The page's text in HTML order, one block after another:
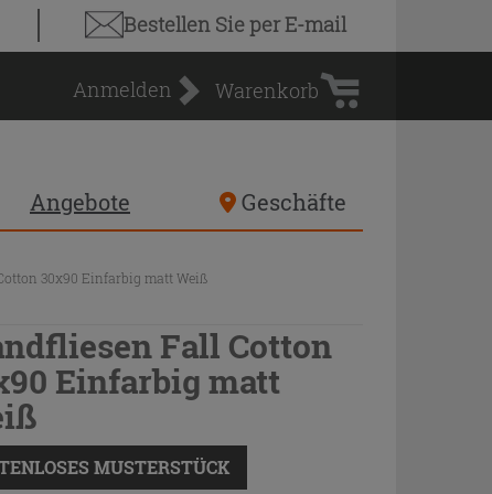
Bestellen Sieper E-mail
Anmelden
Warenkorb
Warenkorb
Angebote Geschäfte
30x90 Einfarbig matt Weiß
Fall Cotton
Einfarbig matt
MUSTERSTÜCK